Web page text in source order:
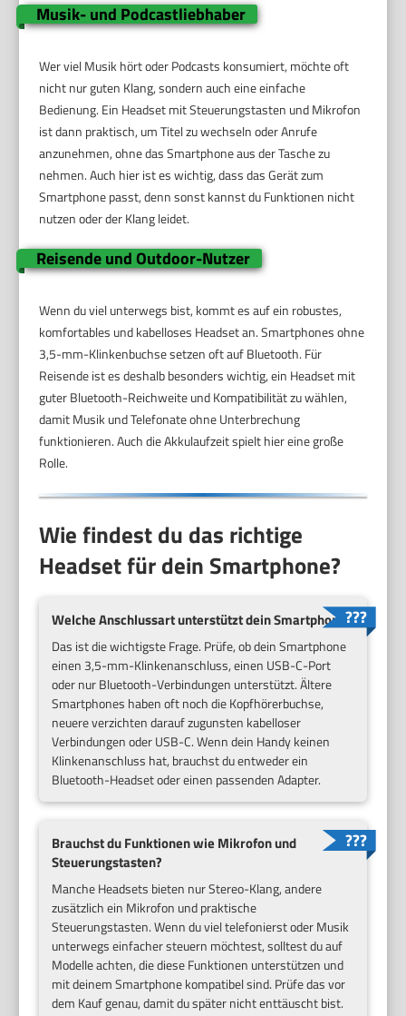
Musik- und Podcastliebhaber
Wer viel Musik hört oder Podcasts konsumiert, möchte oft
nicht nur guten Klang, sondern auch eine einfache
Bedienung. Ein Headset mit Steuerungstasten und Mikrofon
ist dann praktisch, um Titel zu wechseln oder Anrufe
anzunehmen, ohne das Smartphone aus der Tasche zu
nehmen. Auch hier ist es wichtig, dass das Gerät zum
Smartphone passt, denn sonst kannst du Funktionen nicht
nutzen oder der Klang leidet.
Reisende und Outdoor-Nutzer
Wenn du viel unterwegs bist, kommt es auf ein robustes,
komfortables und kabelloses Headset an. Smartphones ohne
3,5-mm-Klinkenbuchse setzen oft auf Bluetooth. Für
Reisende ist es deshalb besonders wichtig, ein Headset mit
guter Bluetooth-Reichweite und Kompatibilität zu wählen,
damit Musik und Telefonate ohne Unterbrechung
funktionieren. Auch die Akkulaufzeit spielt hier eine große
Rolle.
Wie findest du das richtige
Headset für dein Smartphone?
Welche Anschlussart unterstützt dein Smartphone?
Das ist die wichtigste Frage. Prüfe, ob dein Smartphone
einen 3,5-mm-Klinkenanschluss, einen USB-C-Port
oder nur Bluetooth-Verbindungen unterstützt. Ältere
Smartphones haben oft noch die Kopfhörerbuchse,
neuere verzichten darauf zugunsten kabelloser
Verbindungen oder USB-C. Wenn dein Handy keinen
Klinkenanschluss hat, brauchst du entweder ein
Bluetooth-Headset oder einen passenden Adapter.
Brauchst du Funktionen wie Mikrofon und
Steuerungstasten?
Manche Headsets bieten nur Stereo-Klang, andere
zusätzlich ein Mikrofon und praktische
Steuerungstasten. Wenn du viel telefonierst oder Musik
unterwegs einfacher steuern möchtest, solltest du auf
Modelle achten, die diese Funktionen unterstützen und
mit deinem Smartphone kompatibel sind. Prüfe das vor
dem Kauf genau, damit du später nicht enttäuscht bist.